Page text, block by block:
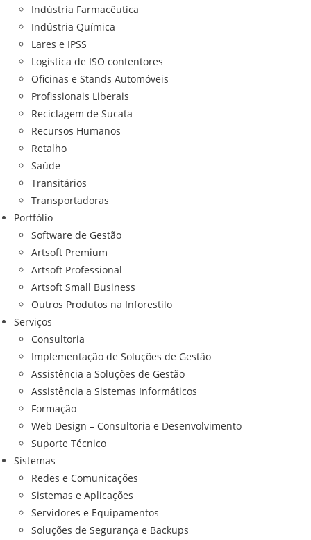
Indústria Farmacêutica
Indústria Química
Lares e IPSS
Logística de ISO contentores
Oficinas e Stands Automóveis
Profissionais Liberais
Reciclagem de Sucata
Recursos Humanos
Retalho
Saúde
Transitários
Transportadoras
Portfólio
Software de Gestão
Artsoft Premium
Artsoft Professional
Artsoft Small Business
Outros Produtos na Inforestilo
Serviços
Consultoria
Implementação de Soluções de Gestão
Assistência a Soluções de Gestão
Assistência a Sistemas Informáticos
Formação
Web Design – Consultoria e Desenvolvimento
Suporte Técnico
Sistemas
Redes e Comunicações
Sistemas e Aplicações
Servidores e Equipamentos
Soluções de Segurança e Backups